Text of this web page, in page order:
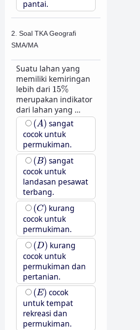
pantai.
2. Soal TKA Geografi
SMA/MA
Suatu lahan yang
memiliki kemiringan
lebih dari 15%
15%
merupakan indikator
dari lahan yang ...
(A)
(A) sangat
cocok untuk
permukiman.
(B)
(B) sangat
cocok untuk
landasan pesawat
terbang.
(C)
(C) kurang
cocok untuk
permukiman.
(D)
(D) kurang
cocok untuk
permukiman dan
pertanian.
(E)
(E) cocok
untuk tempat
rekreasi dan
permukiman.